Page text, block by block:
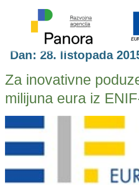
Dan: 28. listopada
Za inovativne
milijuna eura iz